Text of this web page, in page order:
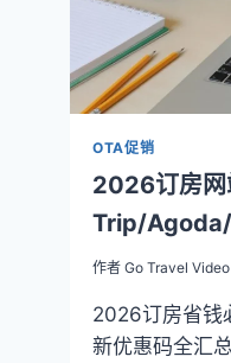
OTA促销
2026订房网
Trip/
作者 Go Travel Video
2026订房省钱
新优惠码全汇